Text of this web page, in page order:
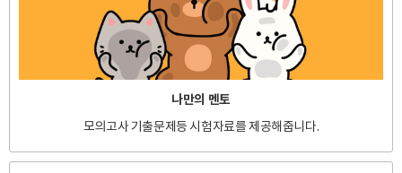
나만의 멘토
모의고사 기출문제등 시험자료를 제공해줍니다.